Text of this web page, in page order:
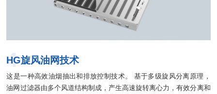
4
HG旋风油网技术
这是一种高效油烟抽出和排放控制技术。 基于多级旋风分离原理，
油网过滤器由多个风道结构制成，产生高速旋转离心力，有效分离和